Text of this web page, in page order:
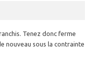
Tenez donc ferme
nouveau sous la contrainte